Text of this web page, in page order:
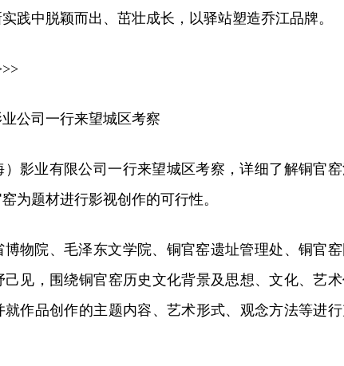
践中脱颖而出、茁壮成长，以驿站塑造乔江品牌。
公司一行来望城区考察
）影业有限公司一行来望城区考察，详细了解铜官
为题材进行影视创作的可行性。
物院、毛泽东文学院、铜官窑遗址管理处、铜官窑
见，围绕铜官窑历史文化背景及思想、文化、艺
作品创作的主题内容、艺术形式、观念方法等进